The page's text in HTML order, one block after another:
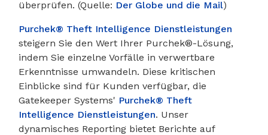
überprüfen. (Quelle: Der Globe und die Mail)
Purchek® Theft Intelligence Dienstleistungen
steigern Sie den Wert Ihrer Purchek®-Lösung,
indem Sie einzelne Vorfälle in verwertbare
Erkenntnisse umwandeln. Diese kritischen
Einblicke sind für Kunden verfügbar, die
Gatekeeper Systems' Purchek® Theft
Intelligence Dienstleistungen. Unser
dynamisches Reporting bietet Berichte auf